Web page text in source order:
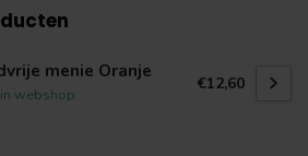
menie Oranje
webshop
€12,60